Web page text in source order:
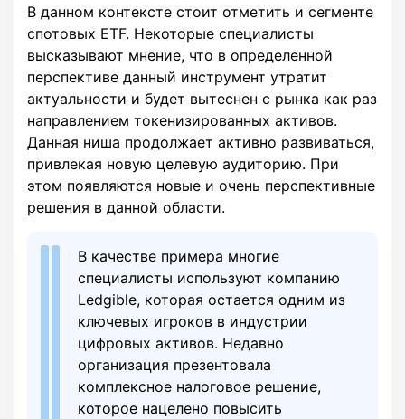
В данном контексте стоит отметить и сегменте
спотовых ETF. Некоторые специалисты
высказывают мнение, что в определенной
перспективе данный инструмент утратит
актуальности и будет вытеснен с рынка как раз
направлением токенизированных активов.
Данная ниша продолжает активно развиваться,
привлекая новую целевую аудиторию. При
этом появляются новые и очень перспективные
решения в данной области.
В качестве примера многие
специалисты используют компанию
Ledgible, которая остается одним из
ключевых игроков в индустрии
цифровых активов. Недавно
организация презентовала
комплексное налоговое решение,
которое нацелено повысить